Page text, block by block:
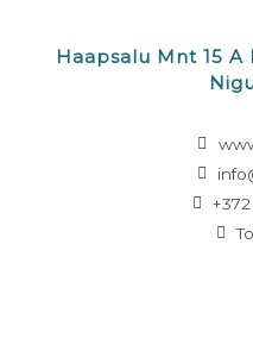
Haapsalu Mnt 15